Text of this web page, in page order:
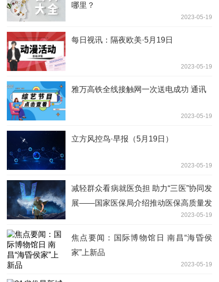
哪里？
2023-05-19
每日视讯：隔夜欧美·5月19日
2023-05-19
雅万高铁全线接触网一次送电成功 通讯
2023-05-19
立方风控鸟·早报（5月19日）
2023-05-19
减轻群众看病就医负担 助力“三医”协同发
展——国家医保局介绍推动医保高质量发
2023-05-19
焦点要闻：国际博物馆日 南昌“海昏侯
家”上新品
2023-05-19